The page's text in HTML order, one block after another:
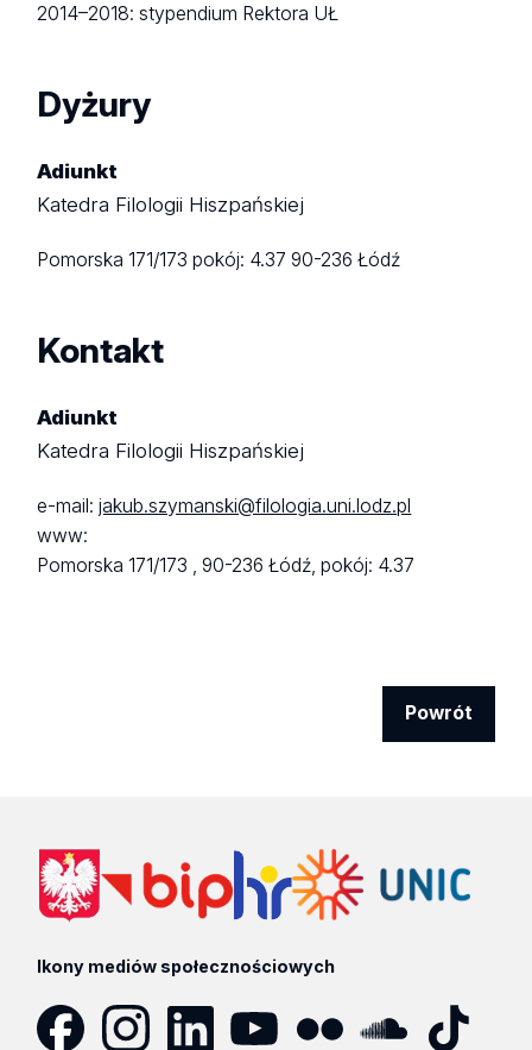
2014–2018: stypendium Rektora UŁ
Dyżury
Adiunkt
Katedra Filologii Hiszpańskiej
Pomorska 171/173pokój: 4.3790-236 Łódź
Kontakt
Adiunkt
Katedra Filologii Hiszpańskiej
e-mail:jakub.szymanski@filologia.uni.lodz.pl
www:
Pomorska 171/173 ,90-236 Łódź,pokój: 4.37
Powrót
Ikony mediów społecznościowych